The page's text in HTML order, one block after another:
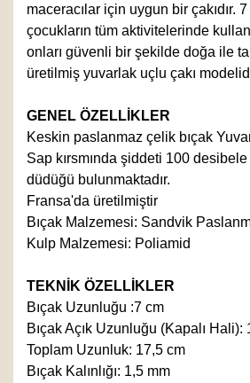
maceracılar için uygun bir çakıdır.
çocukların tüm aktivitelerinde
onları güvenli bir şekilde doğa ile
üretilmiş yuvarlak uçlu çakı
GENEL ÖZELLİKLER
Keskin paslanmaz çelik bıçak
Sap kırsmında şiddeti 100
düdüğü bulunmaktadır.
Fransa'da üretilmiştir
Bıçak Malzemesi: Sandvik
Kulp Malzemesi: Poliamid
TEKNİK ÖZELLİKLER
Bıçak Uzunluğu :7 cm
Bıçak Açık Uzunluğu (Kapalı Hali):
Toplam Uzunluk: 17,5 cm
Bıçak Kalınlığı: 1,5 mm